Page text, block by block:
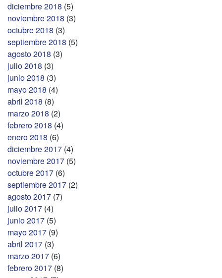
diciembre 2018 (5)
noviembre 2018 (3)
octubre 2018 (3)
septiembre 2018 (5)
agosto 2018 (3)
julio 2018 (3)
junio 2018 (3)
mayo 2018 (4)
abril 2018 (8)
marzo 2018 (2)
febrero 2018 (4)
enero 2018 (6)
diciembre 2017 (4)
noviembre 2017 (5)
octubre 2017 (6)
septiembre 2017 (2)
agosto 2017 (7)
julio 2017 (4)
junio 2017 (5)
mayo 2017 (9)
abril 2017 (3)
marzo 2017 (6)
febrero 2017 (8)